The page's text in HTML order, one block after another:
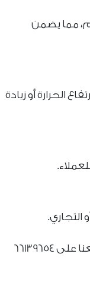
مما يضمن
الحرارة أو زيادة
التجاري.
للحصول على خدمة تركيب أو صيانة سخانات مياه أريستون في الكويت، تواصل معنا على 66139654